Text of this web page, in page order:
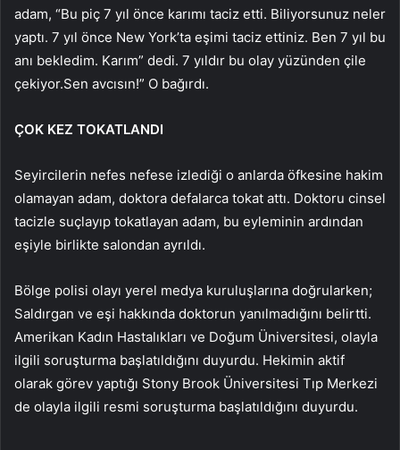
adam, “Bu piç 7 yıl önce karımı taciz etti. Biliyorsunuz neler
yaptı. 7 yıl önce New York’ta eşimi taciz ettiniz. Ben 7 yıl bu
anı bekledim. Karım” dedi. 7 yıldır bu olay yüzünden çile
çekiyor.Sen avcısın!” O bağırdı.
ÇOK KEZ TOKATLANDI
Seyircilerin nefes nefese izlediği o anlarda öfkesine hakim
olamayan adam, doktora defalarca tokat attı. Doktoru cinsel
tacizle suçlayıp tokatlayan adam, bu eyleminin ardından
eşiyle birlikte salondan ayrıldı.
Bölge polisi olayı yerel medya kuruluşlarına doğrularken;
Saldırgan ve eşi hakkında doktorun yanılmadığını belirtti.
Amerikan Kadın Hastalıkları ve Doğum Üniversitesi, olayla
ilgili soruşturma başlatıldığını duyurdu. Hekimin aktif
olarak görev yaptığı Stony Brook Üniversitesi Tıp Merkezi
de olayla ilgili resmi soruşturma başlatıldığını duyurdu.